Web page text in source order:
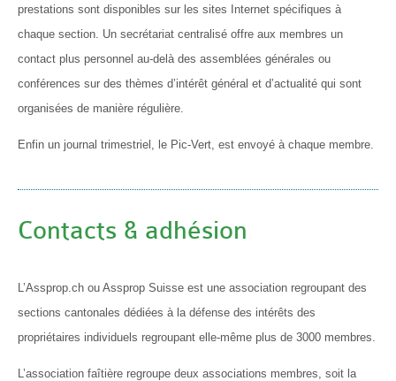
prestations sont disponibles sur les sites Internet spécifiques à
chaque section. Un secrétariat centralisé offre aux membres un
contact plus personnel au-delà des assemblées générales ou
conférences sur des thèmes d’intérêt général et d’actualité qui sont
organisées de manière régulière.
Enfin un journal trimestriel, le Pic-Vert, est envoyé à chaque membre.
Contacts & adhésion
L’Assprop.ch ou Assprop Suisse est une association regroupant des
sections cantonales dédiées à la défense des intérêts des
propriétaires individuels regroupant elle-même plus de 3000 membres.
L’association faîtière regroupe deux associations membres, soit la